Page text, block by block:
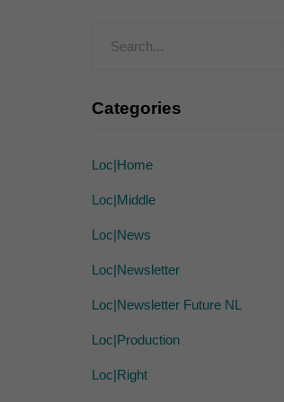
Categories
Loc|Home
Loc|Middle
Loc|News
Loc|Newsletter
Loc|Newsletter Future NL
Loc|Production
Loc|Right